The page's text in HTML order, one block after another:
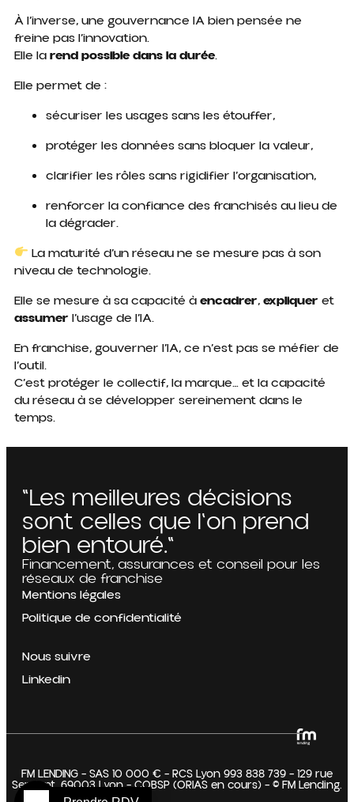
À l’inverse, une gouvernance IA bien pensée ne
freine pas l’innovation.
Elle larend possible dans la durée.
Elle permet de :
sécuriser les usages sans les étouffer,
protéger les données sans bloquer la valeur,
clarifier les rôles sans rigidifier l’organisation,
renforcer la confiance des franchisés au lieu de
la dégrader.
La maturité d’un réseau ne se mesure pas à son
niveau de technologie.
Elle se mesure à sa capacité àencadrer,expliqueret
assumerl’usage de l’IA.
En franchise, gouverner l’IA, ce n’est pas se méfier de
l’outil.
C’est protéger le collectif, la marque… et la capacité
du réseau à se développer sereinement dans le
temps.
"Les meilleures décisions
sont celles que l'on prend
bien entouré."
Financement, assurances et conseil pour les
réseaux de franchise
Mentions légales
Politique de confidentialité
Nous suivre
Linkedin
FM LENDING – SAS 10 000 € – RCS Lyon 993 838 739 – 129 rue
Servient, 69003 Lyon – COBSP (ORIAS en cours) – © FM Lending.